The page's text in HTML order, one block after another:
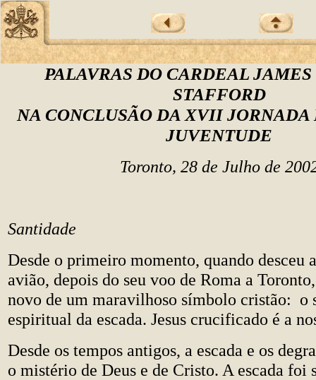
PALAVRAS DO CARDEAL
STAFFORD
NA CONCLUSÃO DA XVII
JUVENTUDE
Toronto, 28 de Julho de
Santidade
Desde o primeiro momento, quando desceu
avião, depois do seu voo de Roma a
novo de um maravilhoso símbolo cristão: o
espiritual da escada. Jesus crucificado é a
Desde os tempos antigos, a escada e os
o mistério de Deus e de Cristo. A escada foi